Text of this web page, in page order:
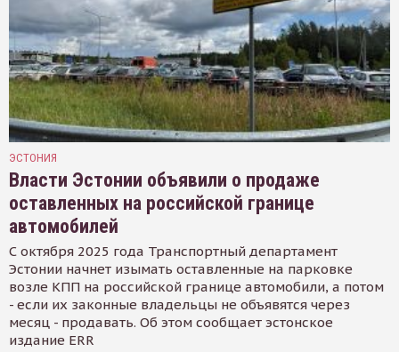
ЭСТОНИЯ
Власти Эстонии объявили о продаже
оставленных на российской границе
автомобилей
С октября 2025 года Транспортный департамент
Эстонии начнет изымать оставленные на парковке
возле КПП на российской границе автомобили, а потом
- если их законные владельцы не объявятся через
месяц - продавать. Об этом сообщает эстонское
издание ERR